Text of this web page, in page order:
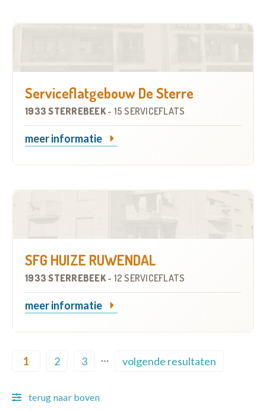
Serviceflatgebouw De Sterre
1933 STERREBEEK- 15 SERVICEFLATS
meer informatie
SFG HUIZE RUWENDAL
1933 STERREBEEK- 12 SERVICEFLATS
meer informatie
1 2 3
…
volgende resultaten
terug naar boven